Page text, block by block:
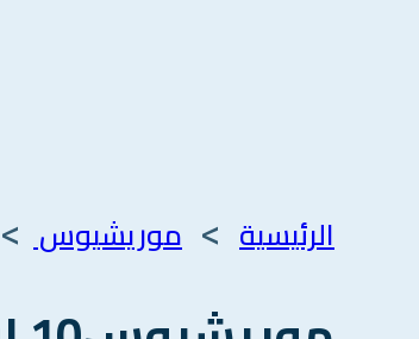
الرئيسية > موريشيوس >